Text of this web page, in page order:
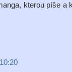
kterou píše a